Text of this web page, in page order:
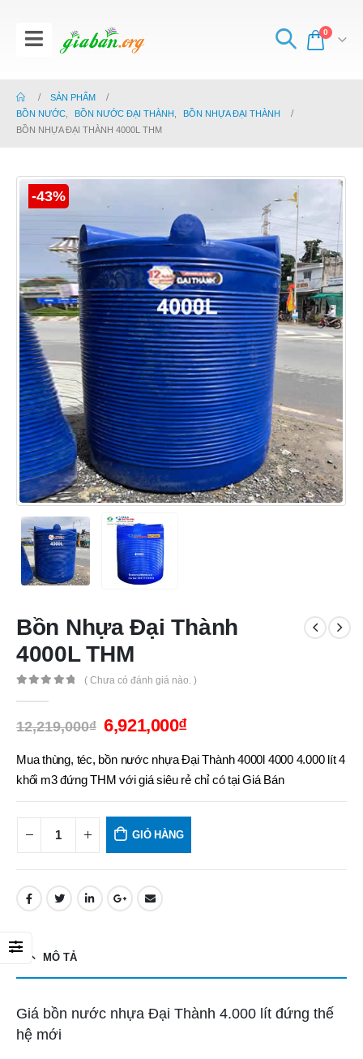
0
SẢN PHẨM
BỒN NƯỚC
BỒN NƯỚC ĐẠI THÀNH
BỒN NHỰA ĐẠI THÀNH
BỒN NHỰA ĐẠI THÀNH 4000L THM
-43%
Bồn Nhựa Đại Thành
4000L THM
( Chưa có đánh giá nào. )
12,219,000₫ 6,921,000₫
Mua thùng, téc, bồn nước nhựa Đại Thành 4000l 4000 4.000 lít 4
khối m3 đứng THM với giá siêu rẻ chỉ có tại Giá Bán
GIỎ HÀNG
MÔ TẢ
Giá bồn nước nhựa Đại Thành 4.000 lít đứng thế
hệ mới